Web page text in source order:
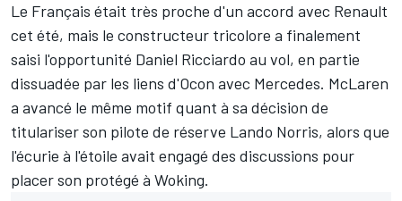
Le Français était très proche d'un accord avec Renault
cet été, mais le constructeur tricolore a finalement
saisi l'opportunité Daniel Ricciardo au vol, en partie
dissuadée par les liens d'Ocon avec Mercedes. McLaren
a avancé le même motif quant à sa décision de
titulariser son pilote de réserve Lando Norris, alors que
l'écurie à l'étoile avait engagé des discussions pour
placer son protégé à Woking.